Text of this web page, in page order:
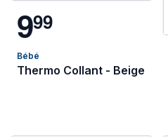
999
Bébé
Thermo Collant - Beige